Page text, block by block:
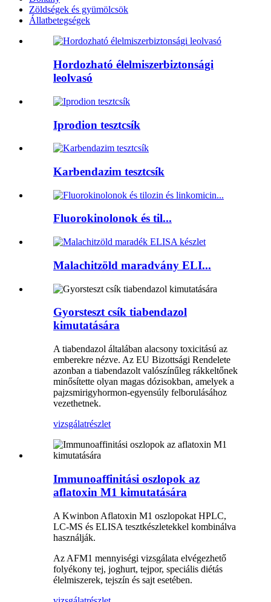
Zöldségek és gyümölcsök
Állatbetegségek
Hordozható élelmiszerbiztonsági
leolvasó
Iprodion tesztcsík
Karbendazim tesztcsík
Fluorokinolonok és til...
Malachitzöld maradvány ELI...
Gyorsteszt csík tiabendazol
kimutatására
A tiabendazol általában alacsony toxicitású az
emberekre nézve. Az EU Bizottsági Rendelete
azonban a tiabendazolt valószínűleg rákkeltőnek
minősítette olyan magas dózisokban, amelyek a
pajzsmirigyhormon-egyensúly felborulásához
vezethetnek.
vizsgálatrészlet
Immunoaffinitási oszlopok az
aflatoxin M1 kimutatására
A Kwinbon Aflatoxin M1 oszlopokat HPLC,
LC-MS és ELISA tesztkészletekkel kombinálva
használják.
Az AFM1 mennyiségi vizsgálata elvégezhető
folyékony tej, joghurt, tejpor, speciális diétás
élelmiszerek, tejszín és sajt esetében.